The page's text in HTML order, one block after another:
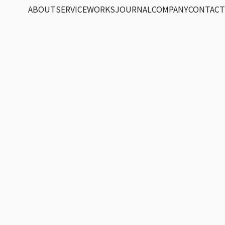
ABOUTSERVICEWORKSJOURNALCOMPANYCONTACT